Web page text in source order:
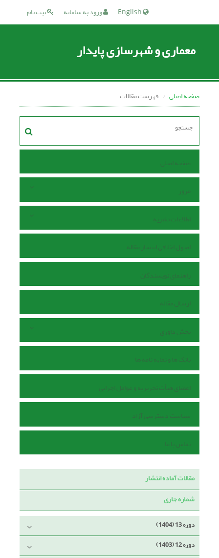
ثبت نام ورود به سامانه
معماری و شهرسازی پایدار
صفحه اصلی فهرست مقالات
صفحه اصلی
مرور
اطلاعات نشریه
اصول اخلاقی انتشار مقاله
راهنمای نویسندگان
ارسال مقاله
بخش داوری
بانک ها و نمایه نامه ها
اعضای هیأت تحریریه و عوامل اجرایی
سیاست دسترسی آزاد
تماس با ما
مقالات آماده انتشار
شماره جاری
دوره 13 (1404)
دوره 12 (1403)